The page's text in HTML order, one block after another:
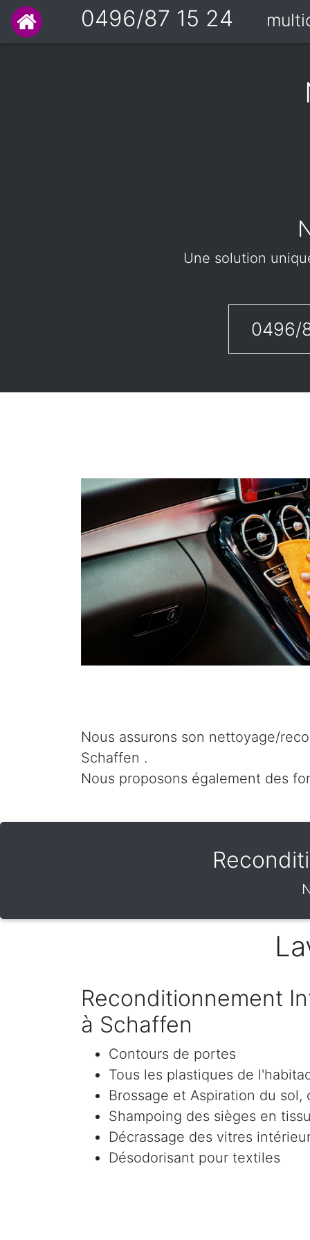
0496/87 15 24
Une solution
0496/
Nous assurons son nettoyage/
Schaffen .
Nous proposons également des
Reconditionnement
à Schaffen
Contours de portes
Tous les plastiques de
Brossage et Aspiration du
Shampoing des sièges en
Décrassage des vitres
Désodorisant pour textiles